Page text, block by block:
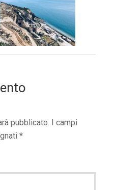
pubblicato. I campi
*